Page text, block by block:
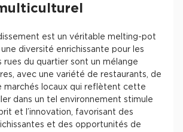
est un véritable melting-pot
diversité enrichissante pour les
rues du quartier sont un mélange
avec une variété de restaurants, de
marchés locaux qui reflètent cette
dans un tel environnement stimule
et l’innovation, favorisant des
et des opportunités de